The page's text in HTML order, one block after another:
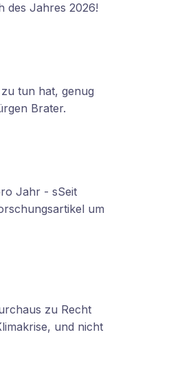
des Jahres 2026!
tun hat, genug
Brater.
Jahr - sSeit
um
zu Recht
und nicht